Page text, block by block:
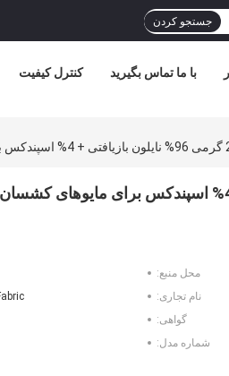
جستجو کردن
کنترل کیفیت با ما تماس بگیرید
محل منبع:
نام تجاری:
گواهی:
شماره مدل: